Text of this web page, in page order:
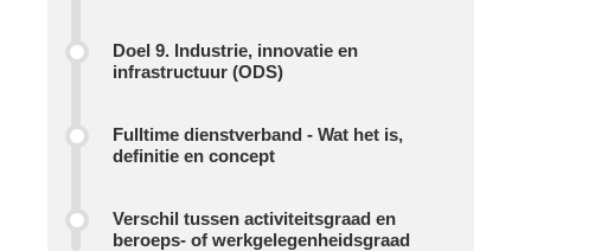
Doel 9. Industrie, innovatie en
infrastructuur (ODS)
Fulltime dienstverband - Wat het is,
definitie en concept
Verschil tussen activiteitsgraad en
beroeps- of werkgelegenheidsgraad